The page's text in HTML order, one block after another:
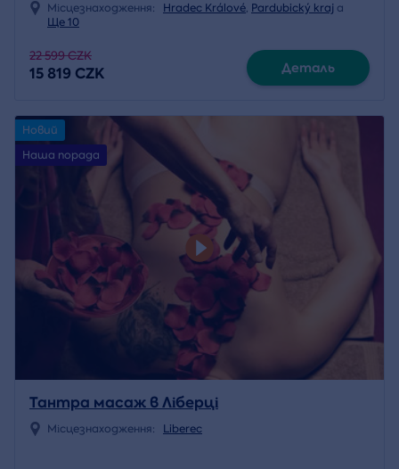
Місцезнаходження: Hradec Králové, Pardubický kraj a
Ще 10
22 599 CZK
15 819 CZK Деталь
Новий
Наша порада
Тантра масаж в Ліберці
Місцезнаходження: Liberec